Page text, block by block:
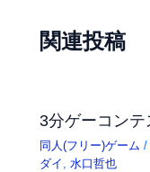
関連投稿
3分ゲーコンテ
同人(フリー)ゲーム /
ダイ ,水口哲也